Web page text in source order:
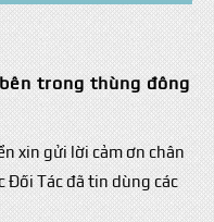
trong thùng đông
xin gửi lời cảm ơn chân
Đối Tác đã tin dùng các